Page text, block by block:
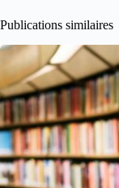
Publications similaires